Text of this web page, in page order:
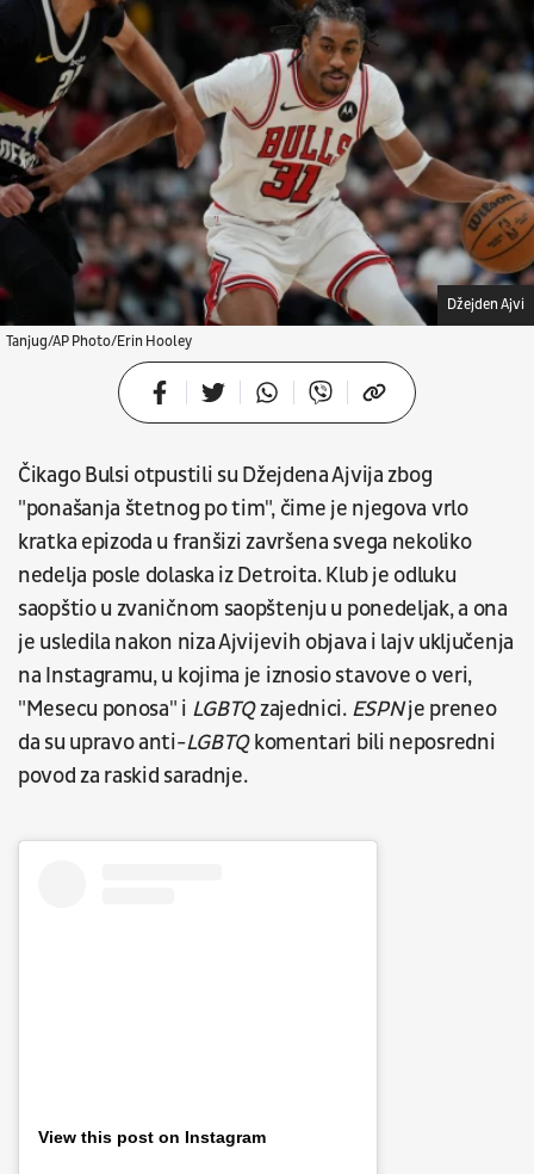
Tanjug/AP Photo/Erin Hooley
Džejden Ajvi
Čikago Bulsi otpustili su Džejdena Ajvija zbog
"ponašanja štetnog po tim", čime je njegova vrlo
kratka epizoda u franšizi završena svega nekoliko
nedelja posle dolaska iz Detroita. Klub je odluku
saopštio u zvaničnom saopštenju u ponedeljak, a ona
je usledila nakon niza Ajvijevih objava i lajv uključenja
na Instagramu, u kojima je iznosio stavove o veri,
"Mesecu ponosa" i LGBTQzajednici. ESPNje preneo
da su upravo anti-LGBTQkomentari bili neposredni
povod za raskid saradnje.
View this post on Instagram